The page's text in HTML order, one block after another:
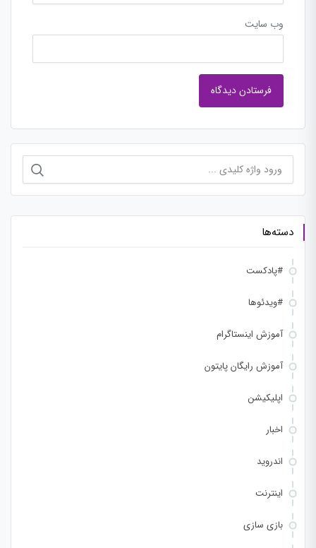
وب‌ سایت
جستجو
برای:
دسته‌ها
#پادکست
#ویدئوها
آموزش اینستاگرام
آموزش رایگان پایتون
اپلیکیشن
اخبار
اندروید
اینترنت
بازی سازی